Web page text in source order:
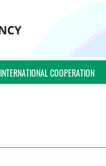
INTERNATIONAL COOPERATION